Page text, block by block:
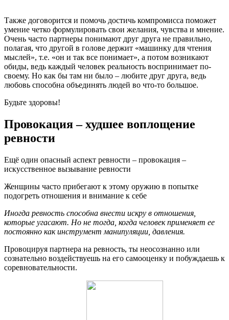
Также договорится и помочь достичь компромисса поможет
умение четко формулировать свои желания, чувства и мнение.
Очень часто партнеры понимают друг друга не правильно,
полагая, что другой в голове держит «машинку для чтения
мыслей», т.е. «он и так все понимает», а потом возникают
обиды, ведь каждый человек реальность воспринимает по-
своему. Но как бы там ни было – любите друг друга, ведь
любовь способна объединять людей во что-то большое.
Будьте здоровы!
Провокация – худшее воплощение
ревности
Ещё один опасный аспект ревности – провокация –
искусственное вызывание ревности
Женщины часто прибегают к этому оружию в попытке
подогреть отношения и внимание к себе
Иногда ревность способна внести искру в отношения,
которые угасают. Но не тогда, когда человек применяет ее
постоянно как инструмент манипуляции, давления.
Провоцируя партнера на ревность, ты неосознанно или
сознательно воздействуешь на его самооценку и побуждаешь к
соревновательности.